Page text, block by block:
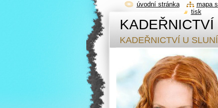
KADEŘNICTVÍ U
úvodní stránka mapa
tisk